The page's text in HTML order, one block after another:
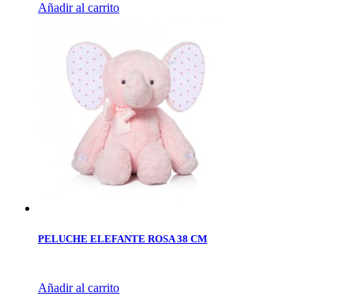
Añadir al carrito
PELUCHE ELEFANTE ROSA 38 CM
Añadir al carrito